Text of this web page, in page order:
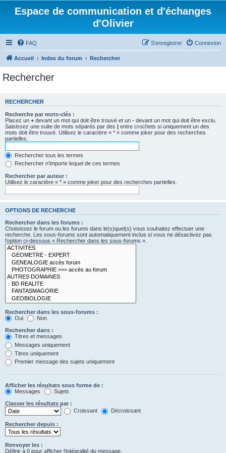
Espace de communication et d'échanges
d'Olivier
FAQ Connexion
S’enregistrer
Accueil Index du forum Rechercher
Rechercher
RECHERCHER
Recherche par mots-clés :
Placez un + devant un mot qui doit être trouvé et un - devant un mot qui doit être exclu.
Saisissez une suite de mots séparés par des | entre crochets si uniquement un des
mots doit être trouvé. Utilisez le caractère « * » comme joker pour des recherches
partielles.
Rechercher tous les termes
Rechercher n’importe lequel de ces termes
Rechercher par auteur :
Utilisez le caractère « * » comme joker pour des recherches partielles.
OPTIONS DE RECHERCHE
Rechercher dans les forums :
Choisissez le forum ou les forums dans le(s)quel(s) vous souhaitez effectuer une
recherche. Les sous-forums sont automatiquement inclus si vous ne désactivez pas
l’option ci-dessous « Rechercher dans les sous-forums ».
Rechercher dans les sous-forums :
Oui
Non
Rechercher dans :
Titres et messages
Messages uniquement
Titres uniquement
Premier message des sujets uniquement
Afficher les résultats sous forme de :
Messages
Sujets
Classer les résultats par :
Croissant
Décroissant
Rechercher depuis :
Renvoyer les :
Définir à 0 pour afficher l’intégralité du message.